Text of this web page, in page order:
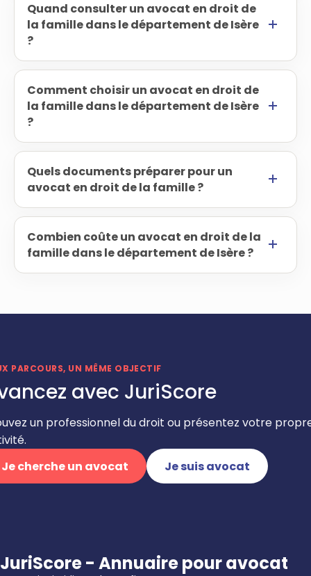
Quand consulter un avocat en droit de
la famille dans le département de Isère
?
Comment choisir un avocat en droit de
la famille dans le département de Isère
?
Quels documents préparer pour un
avocat en droit de la famille ?
Combien coûte un avocat en droit de la
famille dans le département de Isère ?
PARCOURS, UN MÊME OBJECTIF
avec JuriScore
un professionnel du droit ou présentez votre
Je cherche un avocat
Je suis avocat
JuriScore - Annuaire pour avocat